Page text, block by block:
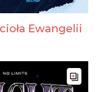
Ewangelii